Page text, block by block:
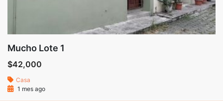
Mucho Lote 1
$42,000
Casa
1 mes ago